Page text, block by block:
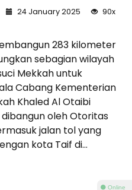
24 January 2025
90x
283 kilometer
sebagian wilayah
Mekkah untuk
Cabang Kementerian
Khaled Al Otaibi
oleh Otoritas
jalan tol yang
kota Taif di...
⚫ Online